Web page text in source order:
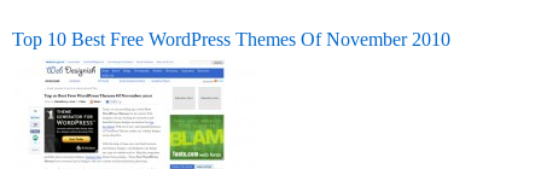
Top 10 Best Free WordPress Themes Of November 2010